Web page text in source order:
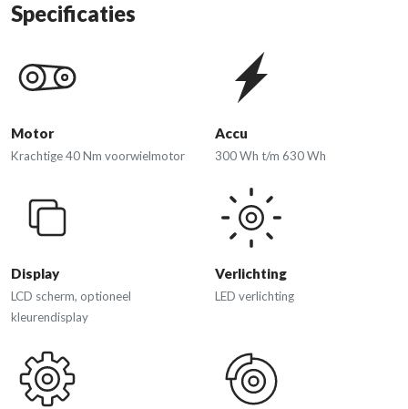
Specificaties
Motor
Krachtige 40 Nm voorwielmotor
Accu
300 Wh t/m 630 Wh
Display
LCD scherm, optioneel
kleurendisplay
Verlichting
LED verlichting